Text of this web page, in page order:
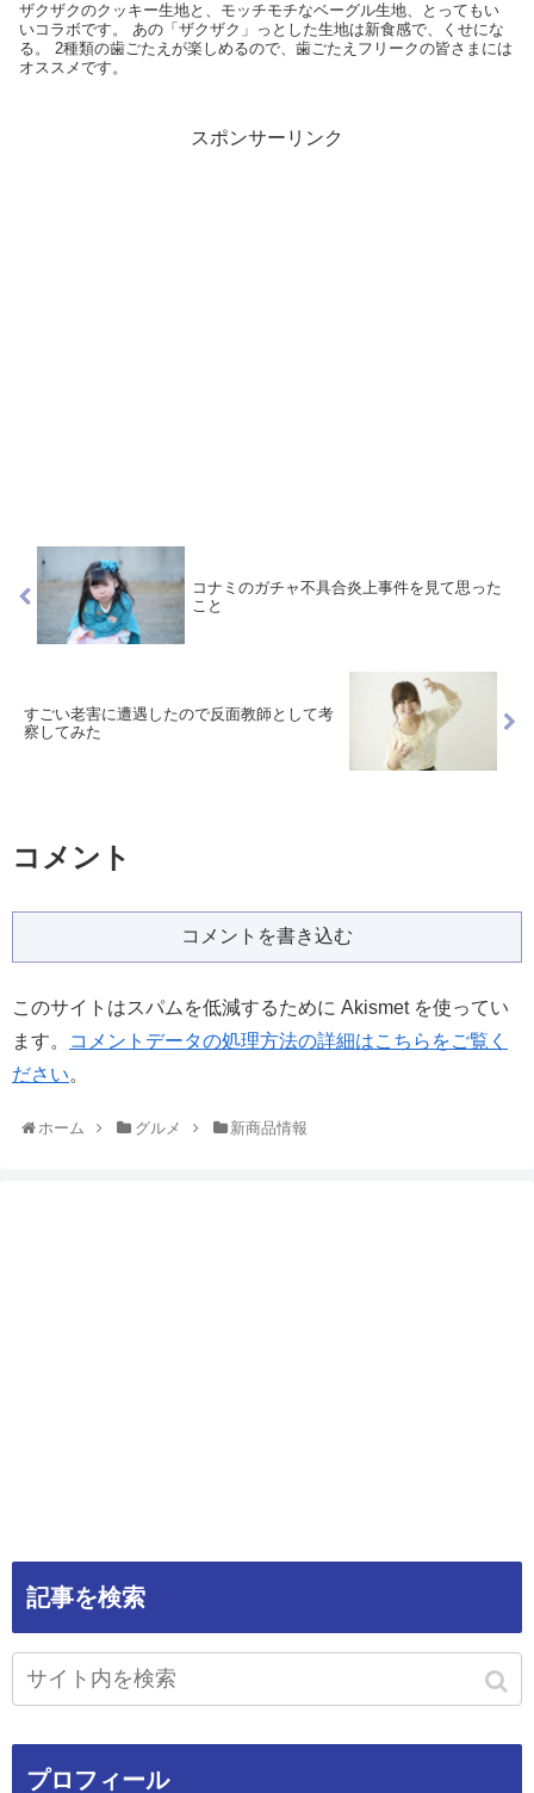
ザクザクのクッキー生地と、モッチモチなベーグル生地、とってもい
いコラボです。 あの「ザクザク」っとした生地は新食感で、くせにな
る。 2種類の歯ごたえが楽しめるので、歯ごたえフリークの皆さまには
オススメです。
スポンサーリンク
コナミのガチャ不具合炎上事件を見て思った
こと
すごい老害に遭遇したので反面教師として考
察してみた
コメント
コメントを書き込む
このサイトはスパムを低減するために Akismet を使ってい
ます。
コメントデータの処理方法の詳細はこちらをご覧く
ださい。
ホーム グルメ 新商品情報
記事を検索
プロフィール